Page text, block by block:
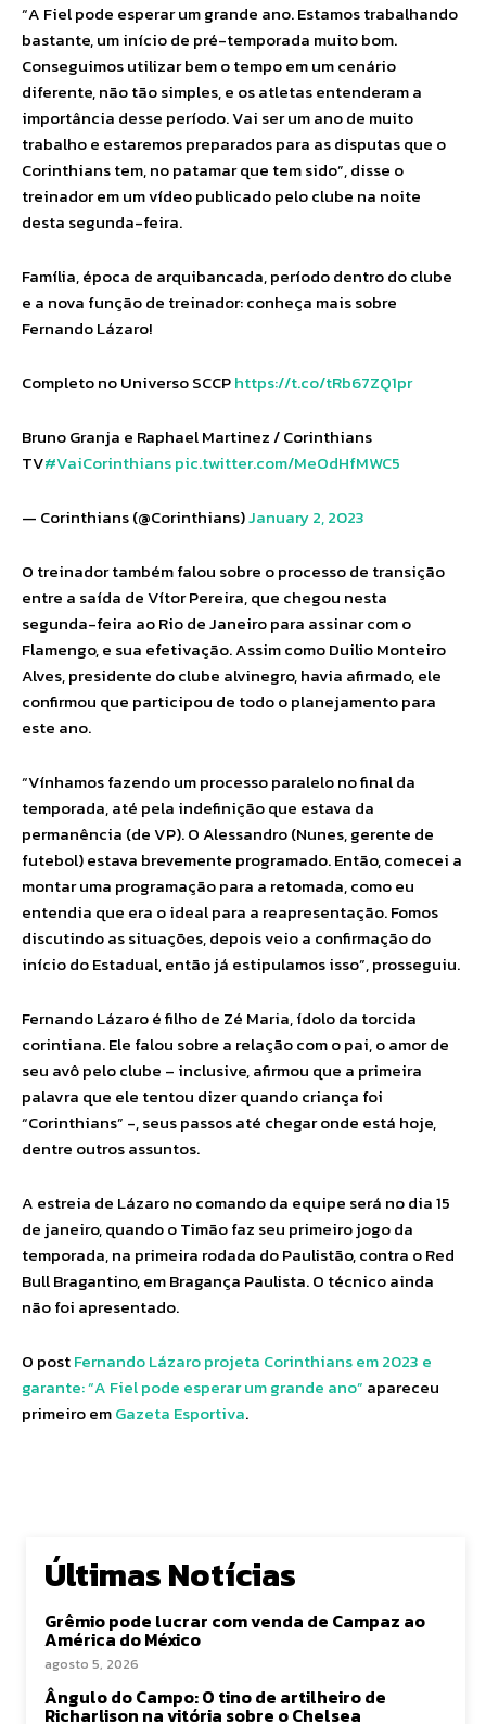
“A Fiel pode esperar um grande ano. Estamos trabalhando
bastante, um início de pré-temporada muito bom.
Conseguimos utilizar bem o tempo em um cenário
diferente, não tão simples, e os atletas entenderam a
importância desse período. Vai ser um ano de muito
trabalho e estaremos preparados para as disputas que o
Corinthians tem, no patamar que tem sido”, disse o
treinador em um vídeo publicado pelo clube na noite
desta segunda-feira.
Família, época de arquibancada, período dentro do clube
e a nova função de treinador: conheça mais sobre
Fernando Lázaro!
Completo no Universo SCCPhttps://t.co/tRb67ZQ1pr
Bruno Granja e Raphael Martinez / Corinthians
TV#VaiCorinthianspic.twitter.com/MeOdHfMWC5
— Corinthians (@Corinthians)January 2, 2023
O treinador também falou sobre o processo de transição
entre a saída de Vítor Pereira, que chegou nesta
segunda-feira ao Rio de Janeiro para assinar com o
Flamengo, e sua efetivação. Assim como Duilio Monteiro
Alves, presidente do clube alvinegro, havia afirmado, ele
confirmou que participou de todo o planejamento para
este ano.
“Vínhamos fazendo um processo paralelo no final da
temporada, até pela indefinição que estava da
permanência (de VP). O Alessandro (Nunes, gerente de
futebol) estava brevemente programado. Então, comecei a
montar uma programação para a retomada, como eu
entendia que era o ideal para a reapresentação. Fomos
discutindo as situações, depois veio a confirmação do
início do Estadual, então já estipulamos isso”, prosseguiu.
Fernando Lázaro é filho de Zé Maria, ídolo da torcida
corintiana. Ele falou sobre a relação com o pai, o amor de
seu avô pelo clube – inclusive, afirmou que a primeira
palavra que ele tentou dizer quando criança foi
“Corinthians” -, seus passos até chegar onde está hoje,
dentre outros assuntos.
A estreia de Lázaro no comando da equipe será no dia 15
de janeiro, quando o Timão faz seu primeiro jogo da
temporada, na primeira rodada do Paulistão, contra o Red
Bull Bragantino, em Bragança Paulista. O técnico ainda
não foi apresentado.
O postFernando Lázaro projeta Corinthians em 2023 e
garante: “A Fiel pode esperar um grande ano” apareceu
primeiro emGazeta Esportiva.
Últimas Notícias
Grêmio pode lucrar com venda de Campaz ao
América do México
agosto 5, 2026
Ângulo do Campo: O tino de artilheiro de
Richarlison na vitória sobre o Chelsea